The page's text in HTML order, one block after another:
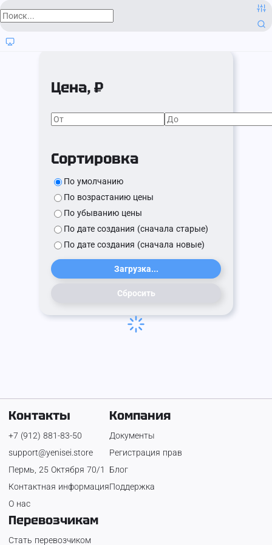
Цена, ₽
Сортировка
По умолчанию
По возрастанию цены
По убыванию цены
По дате создания (сначала старые)
По дате создания (сначала новые)
Загрузка...
Сбросить
Контакты
+7 (912) 881-83-50
support@yenisei.store
Пермь, 25 Октября 70/1
Контактная информация
О нас
Компания
Документы
Регистрация прав
Блог
Поддержка
Перевозчикам
Стать перевозчиком